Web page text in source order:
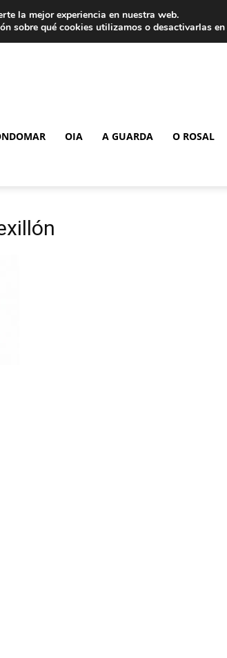
OIA A GUARDA O ROSAL
la mejor experiencia en nuestra web.
sobre qué cookies utilizamos o desactivarlas en